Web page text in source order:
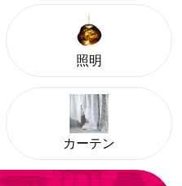
照明
カーテン